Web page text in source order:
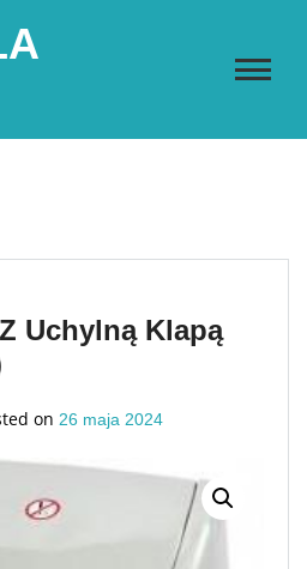
Uchylną Klapą
on 26 maja 2024